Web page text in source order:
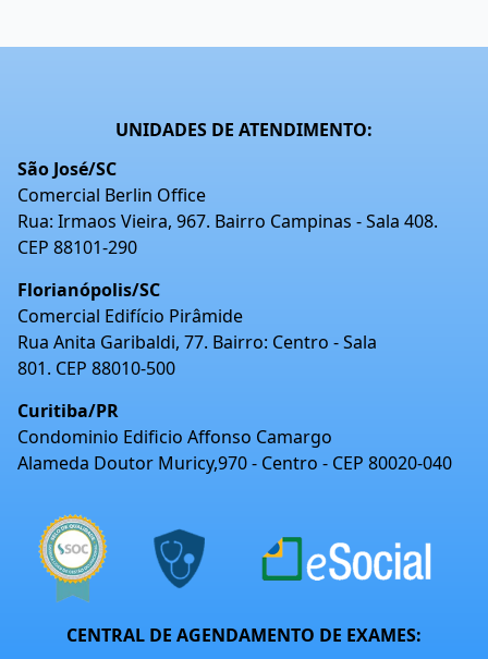
UNIDADES DE ATENDIMENTO:
São José/SC
Comercial Berlin Office
Rua: Irmaos Vieira, 967. Bairro Campinas - Sala 408.
CEP 88101-290
Florianópolis/SC
Comercial Edifício Pirâmide
Rua Anita Garibaldi, 77. Bairro: Centro - Sala
801. CEP 88010-500
Curitiba/PR
Condominio Edificio Affonso Camargo
Alameda Doutor Muricy,970 - Centro - CEP 80020-040
CENTRAL DE AGENDAMENTO DE EXAMES: